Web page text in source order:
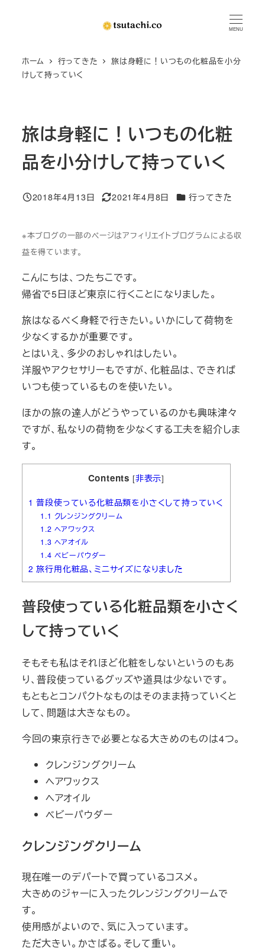
MENU
ホーム 行ってきた
旅は身軽に！いつもの化粧品を小分
けして持っていく
旅は身軽に！いつもの化粧
品を小分けして持っていく
投稿日
2018年4月13日
更新日
2021年4月8日 カテゴリー
行ってきた
※本ブログの一部のページはアフィリエイトプログラムによる収
益を得ています。
こんにちは、つたちこです。
帰省で5日ほど東京に行くことになりました。
旅はなるべく身軽で行きたい。いかにして荷物を
少なくするかが重要です。
とはいえ、多少のおしゃれはしたい。
洋服やアクセサリーもですが、化粧品は、できれば
いつも使っているものを使いたい。
ほかの旅の達人がどうやっているのかも興味津々
ですが、私なりの荷物を少なくする工夫を紹介しま
す。
Contents [非表示]
1 普段使っている化粧品類を小さくして持っていく
1.1 クレンジングクリーム
1.2 ヘアワックス
1.3 ヘアオイル
1.4 ベビーパウダー
2 旅行用化粧品、ミニサイズになりました
普段使っている化粧品類を小さく
して持っていく
そもそも私はそれほど化粧をしないというのもあ
り、普段使っているグッズや道具は少ないです。
もともとコンパクトなものはそのまま持っていくと
して、問題は大きなもの。
今回の東京行きで必要となる大きめのものは4つ。
クレンジングクリーム
ヘアワックス
ヘアオイル
ベビーパウダー
クレンジングクリーム
現在唯一のデパートで買っているコスメ。
大きめのジャーに入ったクレンジングクリームで
す。
使用感がよいので、気に入っています。
ただ大きい。かさばる。そして重い。